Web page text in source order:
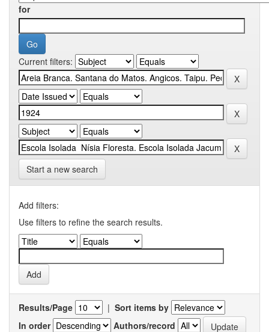
for
Current filters:
Start a new search
Add filters:
Use filters to refine the search results.
Results/Page | Sort items by
In order
Authors/record